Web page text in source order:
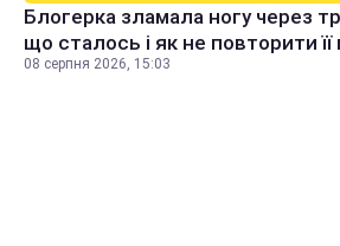
Блогерка зламала ногу через
що сталось і як не повторити
08 серпня 2026, 15:03